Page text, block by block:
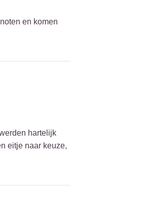
en komen
hartelijk
eitje naar keuze,